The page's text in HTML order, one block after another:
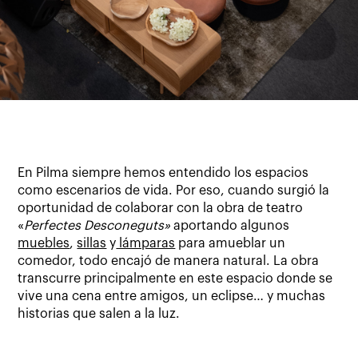
En Pilma siempre hemos entendido los espacios
como escenarios de vida. Por eso, cuando surgió la
oportunidad de colaborar con la obra de teatro
«Perfectes Desconeguts» aportando algunos
muebles,sillas y lámparas para amueblar un
comedor, todo encajó de manera natural. La obra
transcurre principalmente en este espacio donde se
vive una cena entre amigos, un eclipse… y muchas
historias que salen a la luz.